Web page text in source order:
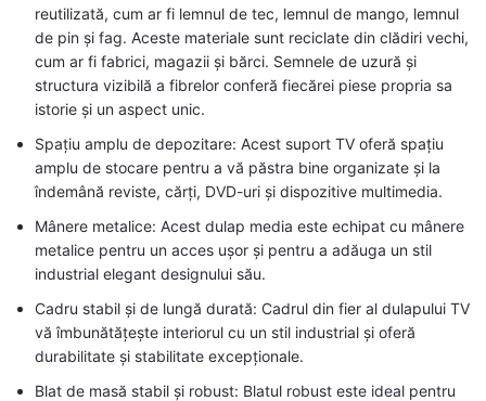
reutilizată, cum ar fi lemnul de tec, lemnul de mango, lemnul
de pin și fag. Aceste materiale sunt reciclate din clădiri vechi,
cum ar fi fabrici, magazii și bărci. Semnele de uzură și
structura vizibilă a fibrelor conferă fiecărei piese propria sa
istorie și un aspect unic.
Spațiu amplu de depozitare: Acest suport TV oferă spațiu
amplu de stocare pentru a vă păstra bine organizate și la
îndemână reviste, cărți, DVD-uri și dispozitive multimedia.
Mânere metalice: Acest dulap media este echipat cu mânere
metalice pentru un acces ușor și pentru a adăuga un stil
industrial elegant designului său.
Cadru stabil și de lungă durată: Cadrul din fier al dulapului TV
vă îmbunătățește interiorul cu un stil industrial și oferă
durabilitate și stabilitate excepționale.
Blat de masă stabil și robust: Blatul robust este ideal pentru